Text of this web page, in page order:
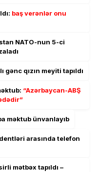
baş verənlər onu
NATO-nun 5-ci
gənc qızın meyiti tapıldı
“Azərbaycan-ABŞ
məktub ünvanlayıb
arasında telefon
mətbəx tapıldı –